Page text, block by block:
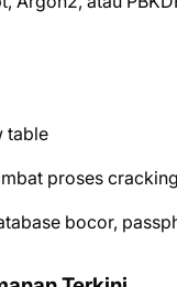
table
proses cracking
bocor,